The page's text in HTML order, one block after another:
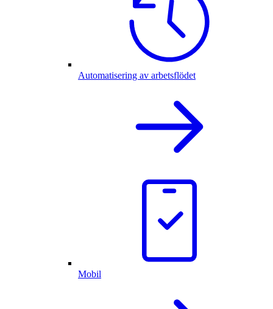
Automatisering av arbetsflödet
Mobil